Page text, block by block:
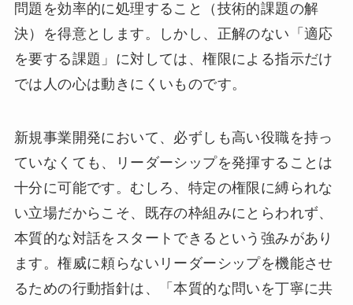
問題を効率的に処理すること（技術的課題の解
決）を得意とします。しかし、正解のない「適応
を要する課題」に対しては、権限による指示だけ
では人の心は動きにくいものです。
新規事業開発において、必ずしも高い役職を持っ
ていなくても、リーダーシップを発揮することは
十分に可能です。むしろ、特定の権限に縛られな
い立場だからこそ、既存の枠組みにとらわれず、
本質的な対話をスタートできるという強みがあり
ます。権威に頼らないリーダーシップを機能させ
るための行動指針は、「本質的な問いを丁寧に共